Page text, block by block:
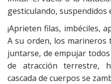
gesticulando, suspendidos
¡Aprieten filas, imbéciles,
A su orden, los
juntarse, de empujar
de atracción terrestre,
cascada de cuerpos se